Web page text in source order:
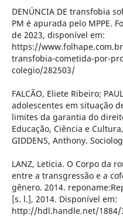
DENÚNCIA DE transfobia
PM é apurada pelo MPPE.
de 2023, disponível em:
https://
transfobia-cometida-por-
colegio/282503/
FALCÃO, Eliete Ribeiro;
adolescentes em situação
limites da garantia do
Educação, Ciência e
GIDDENS, Anthony.
LANZ, Leticia. O Corpo da
entre a transgressão e a
gênero. 2014.
[s. l.], 2014. Disponível em:
http://hdl.handle.net/1884/